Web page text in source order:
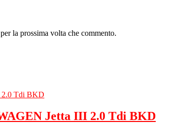
la prossima volta che commento.
Jetta III 2.0 Tdi BKD